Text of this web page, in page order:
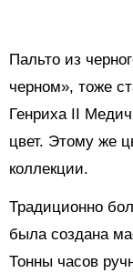
Пальто из
черном», тоже
Генриха II
цвет. Этому же
коллекции.
Традиционно
была создана
Тонны часов